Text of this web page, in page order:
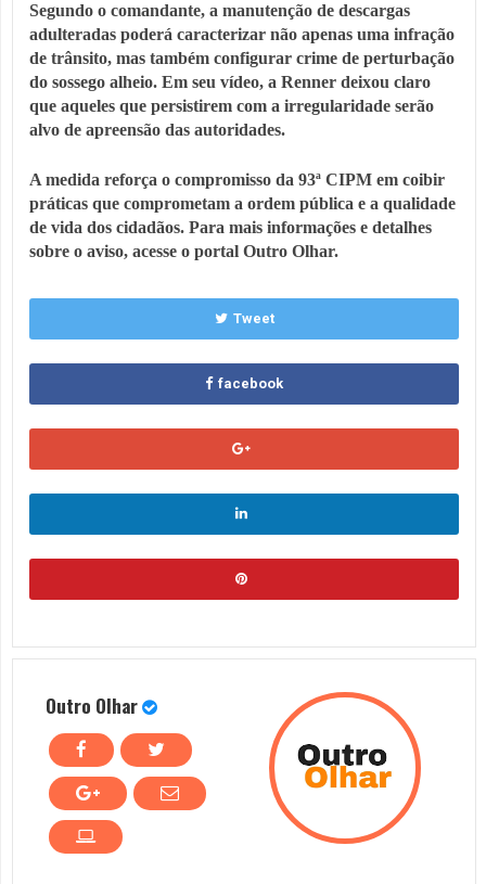
Segundo o comandante, a manutenção de descargas
adulteradas poderá caracterizar não apenas uma infração
de trânsito, mas também configurar crime de perturbação
do sossego alheio. Em seu vídeo, a Renner deixou claro
que aqueles que persistirem com a irregularidade serão
alvo de apreensão das autoridades.
A medida reforça o compromisso da 93ª CIPM em coibir
práticas que comprometam a ordem pública e a qualidade
de vida dos cidadãos. Para mais informações e detalhes
sobre o aviso, acesse o portal Outro Olhar.
Tweet
facebook
Outro Olhar